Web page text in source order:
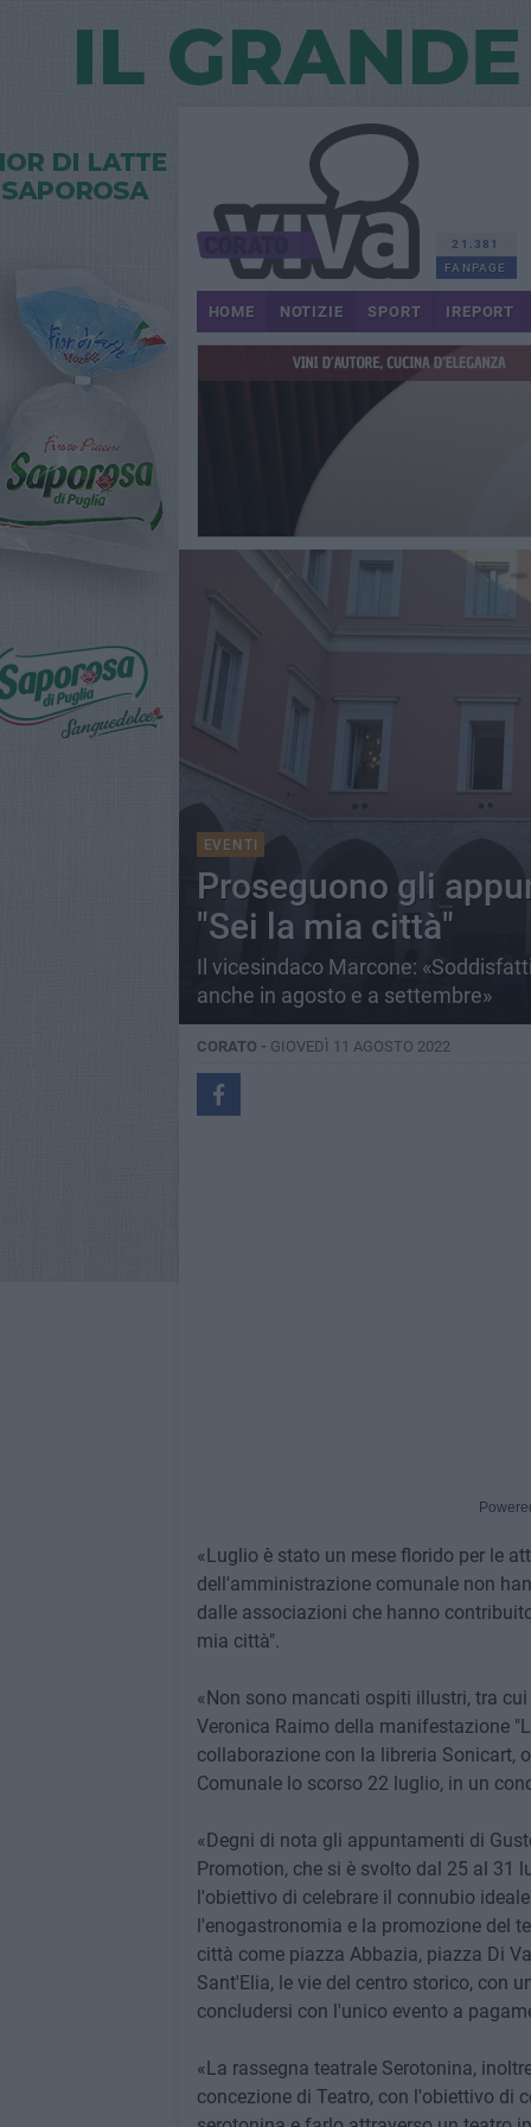
21.381
FANPAGE
HOME NOTIZIE SPORT IREPORT
EVENTI
Proseguono gli
"Sei la mia città"
Il vicesindaco Marcone:
anche in agosto e a settembre»
CORATO - GIOVEDÌ 11 AGOSTO 2022
«Luglio è stato un mese florido per le
dell'amministrazione comunale non
dalle associazioni che hanno
mia città".
«Non sono mancati ospiti illustri, tra
Veronica Raimo della manifestazione
collaborazione con la libreria Sonicart,
Comunale lo scorso 22 luglio, in un
«Degni di nota gli appuntamenti di
Promotion, che si è svolto dal 25 al 31
l'obiettivo di celebrare il connubio
l'enogastronomia e la promozione del
città come piazza Abbazia, piazza Di
Sant'Elia, le vie del centro storico, con
concludersi con l'unico evento a
«La rassegna teatrale Serotonina,
concezione di Teatro, con l'obiettivo di